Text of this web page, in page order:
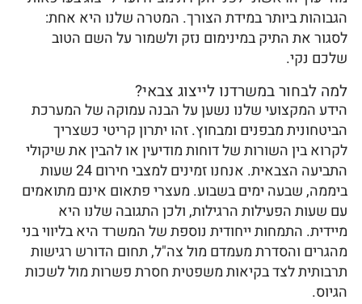
הגבוהות ביותר במידת הצורך. המטרה שלנו היא אחת:
לסגור את התיק במינימום נזק ולשמור על השם הטוב
שלכם נקי.
למה לבחור במשרדנו לייצוג צבאי?
הידע המקצועי שלנו נשען על הבנה עמוקה של המערכת
הביטחונית מבפנים ומבחוץ. זהו יתרון קריטי כשצריך
לקרוא בין השורות של דוחות מודיעין או להבין את שיקולי
התביעה הצבאית. אנחנו זמינים למצבי חירום 24 שעות
ביממה, שבעה ימים בשבוע. מעצרי פתאום אינם מתואמים
עם שעות הפעילות הרגילות, ולכן התגובה שלנו היא
מיידית. התמחות ייחודית נוספת של המשרד היא בליווי בני
מהגרים והסדרת מעמדם מול צה"ל, תחום הדורש רגישות
תרבותית לצד בקיאות משפטית חסרת פשרות מול לשכות
הגיוס.